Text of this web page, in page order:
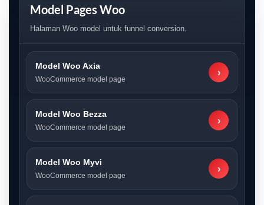
Model Pages Woo
Halaman Woo model untuk funnel conversion.
Model Woo Axia
WooCommerce model page
›
Model Woo Bezza
WooCommerce model page
›
Model Woo Myvi
WooCommerce model page
›